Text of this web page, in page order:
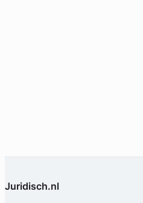
Juridisch.nl